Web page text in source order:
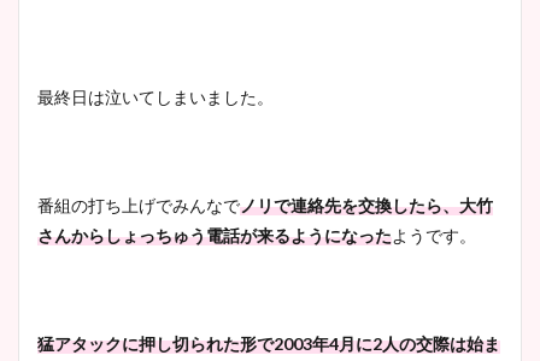
最終日は泣いてしまいました。
番組の打ち上げでみんなでノリで連絡先を交換したら、大竹
さんからしょっちゅう電話が来るようになったようです。
猛アタックに押し切られた形で2003年4月に2人の交際は始ま